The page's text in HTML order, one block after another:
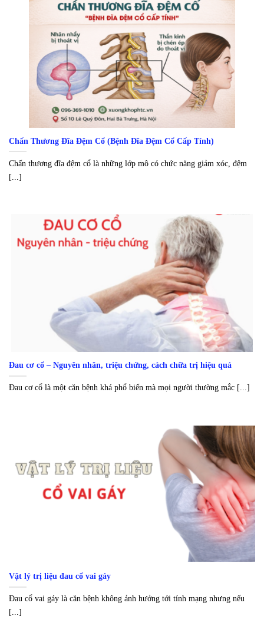
Chấn Thương Đĩa Đệm Cổ (Bệnh Đĩa Đệm Cổ Cấp Tính)
Chấn thương đĩa đệm cổ là những lớp mô có chức năng giảm xóc, đệm
[...]
Đau cơ cổ – Nguyên nhân, triệu chứng, cách chữa trị hiệu quả
Đau cơ cổ là một căn bệnh khá phổ biến mà mọi người thường mắc [...]
Vật lý trị liệu đau cổ vai gáy
Đau cổ vai gáy là căn bệnh không ảnh hưởng tới tính mạng nhưng nếu
[...]